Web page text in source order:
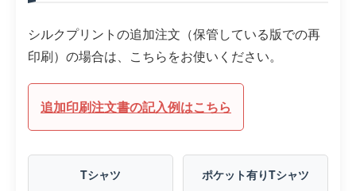
シルクプリントの追加注文（保管している版での再
印刷）の場合は、こちらをお使いください。
追加印刷注文書の記入例はこちら
Tシャツ ポケット有りTシャツ